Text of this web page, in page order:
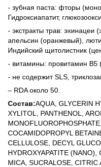
- зубная паста: фторы
Гидроксиапатит,
- экстракты трав: эхинацеи
апельсин (оранжевый),
Индийский щитолистник
- витамины: провитамин B5
- не содержит SLS,
– RDA около 50.
Состав:AQUA, GLYCERIN
XYLITOL, PANTHENOL,
COCAMIDOPROPYL
CELLULOSE, DECYL
HYDROXYAPATITE (NANO),
MICA, SUCRALOSE,